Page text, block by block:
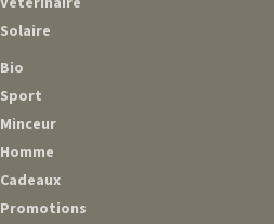
Solaire
Bio
Sport
Minceur
Homme
Cadeaux
Promotions